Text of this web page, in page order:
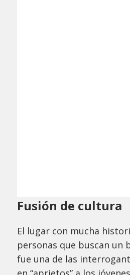
Fusión de cultura
El lugar con mucha
personas que buscan un
fue una de las